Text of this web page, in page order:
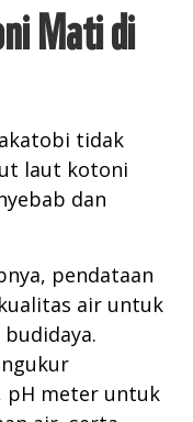
Mati di
tidak
laut kotoni
dan
pendataan
air untuk
pH meter untuk